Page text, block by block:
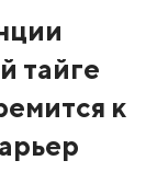
тайге
к